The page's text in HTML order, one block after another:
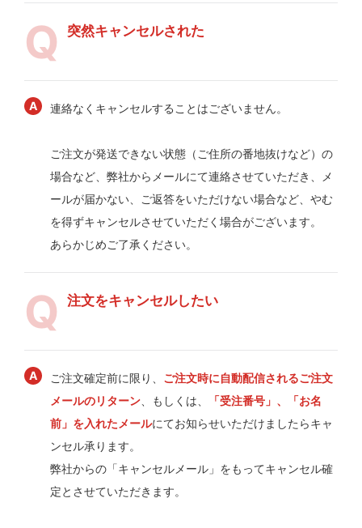
突然キャンセルされた
連絡なくキャンセルすることはございません。
ご注文が発送できない状態（ご住所の番地抜けなど）の
場合など、弊社からメールにて連絡させていただき、メ
ールが届かない、ご返答をいただけない場合など、やむ
を得ずキャンセルさせていただく場合がございます。
あらかじめご了承ください。
注文をキャンセルしたい
ご注文確定前に限り、 ご注文時に自動配信されるご注文
メールのリターン 、もしくは、
「受注番号」、「お名
前」を入れたメールにてお知らせいただけましたらキャ
ンセル承ります。
弊社からの「キャンセルメール」をもってキャンセル確
定とさせていただきます。